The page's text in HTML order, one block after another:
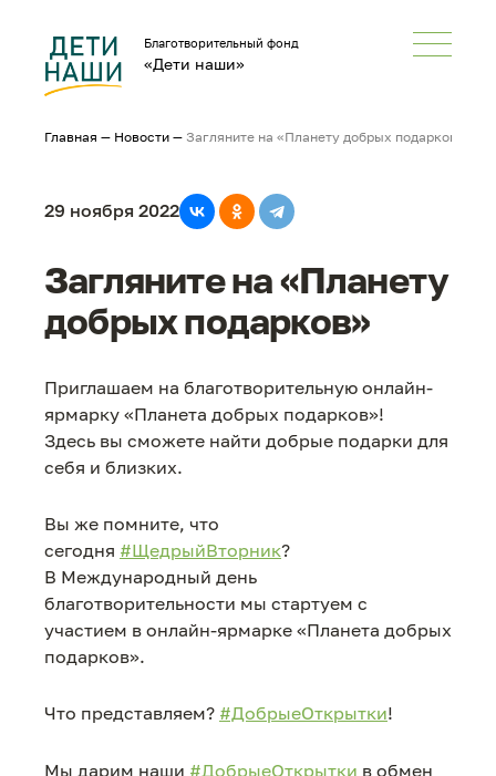
Благотворительный фонд
«Дети наши»
Главная — Новости — Загляните на «Планету добрых подарков»
29 ноября 2022
Загляните на «Планету
добрых подарков»
Приглашаем на благотворительную онлайн-
ярмарку «Планета добрых подарков»!
Здесь вы сможете найти добрые подарки для
себя и близких.
Вы же помните, что
сегодня #ЩедрыйВторник?
В Международный день
благотворительности мы стартуем с
участием в онлайн-ярмарке «Планета добрых
подарков».
Что представляем? #ДобрыеОткрытки!
Мы дарим наши #ДобрыеОткрытки в обмен